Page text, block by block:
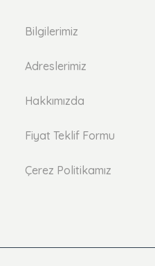
Bilgilerimiz
Adreslerimiz
Hakkımızda
Fiyat Teklif Formu
Çerez Politikamız